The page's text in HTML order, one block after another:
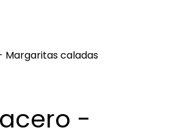
Margaritas caladas
-